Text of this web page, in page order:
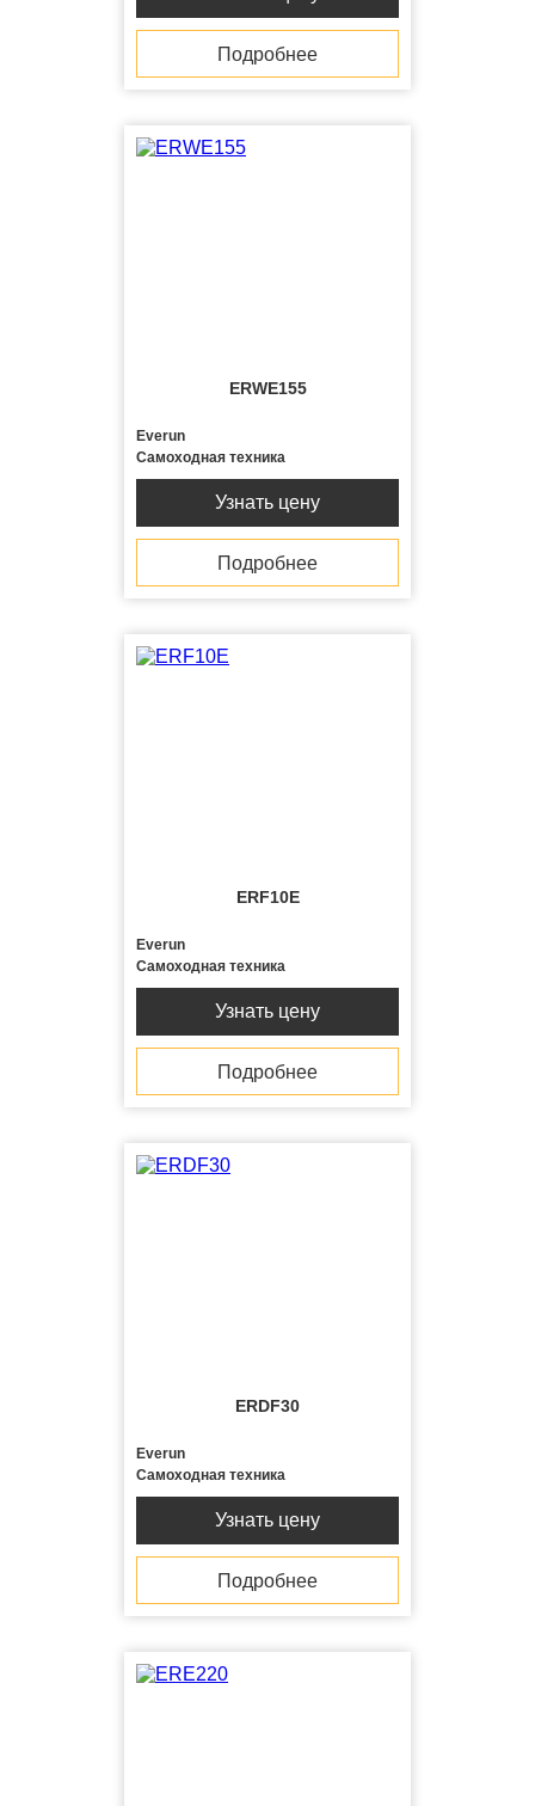
Подробнее
ERWE155
Everun
Самоходная техника
Узнать цену
Подробнее
ERF10E
Everun
Самоходная техника
Узнать цену
Подробнее
ERDF30
Everun
Самоходная техника
Узнать цену
Подробнее